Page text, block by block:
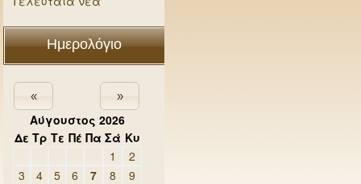
Ημερολόγιο
« »
Αύγουστος 2026
Δε Τρ Τε Πέ Πα Σά Κυ
1
2
3
4 5 6 7 8
9